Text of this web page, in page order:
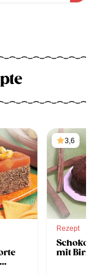
3,6
Rezept
mit